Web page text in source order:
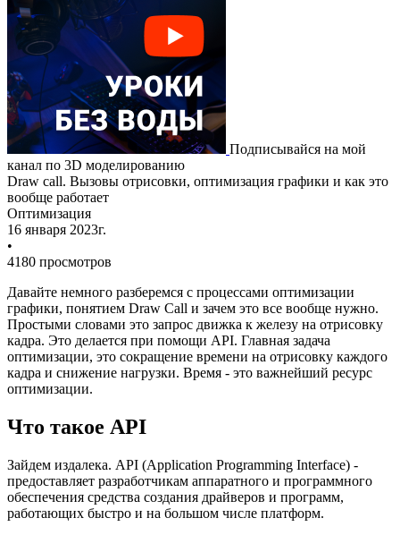
Подписывайся на мой
канал по 3D моделированию
Draw call. Вызовы отрисовки, оптимизация графики и как это
вообще работает
Оптимизация
16 января 2023г.
•
4180 просмотров
Давайте немного разберемся с процессами оптимизации
графики, понятием Draw Call и зачем это все вообще нужно.
Простыми словами это запрос движка к железу на отрисовку
кадра. Это делается при помощи API. Главная задача
оптимизации, это сокращение времени на отрисовку каждого
кадра и снижение нагрузки. Время - это важнейший ресурс
оптимизации.
Что такое API
Зайдем издалека. API (Application Programming Interface) -
предоставляет разработчикам аппаратного и про­граммного
обеспечения средства создания драйверов и программ,
работающих быстро и на боль­шом числе платформ.